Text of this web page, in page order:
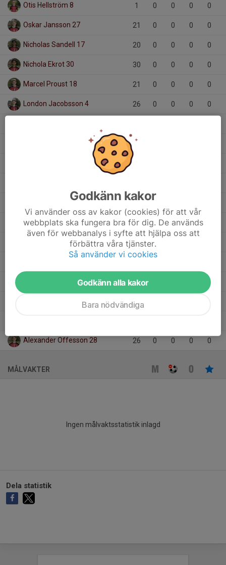
Otis Hellström 8 1 0 0 0 0
Oskar Jansson 27 21 0 0 0 0
Nicholas Sandell 17 20 0 0 0 0
Nichola Ekrot 30 30 0 0 0 0
Marcel Proust 18 21 0 0 0 0
London Jacobsson 4 26 0 0 0 0
32
Gustav Swahn 28 1 0
Gustav Larsson 9 26 0 0 0
1 0
19 0
Axel Cedergårdh 15 18
Alexander Offesson 28 26 0 0 0 0
MÅLVAKTER
Ingen målvaktsstatistik inlagd
Dela statistik
Godkänn kakor
Vi använder oss av kakor (cookies) för att vår
webbplats ska fungera bra för dig. De används
även för webbanalys i syfte att hjälpa oss att
förbättra våra tjänster.
Så använder vi cookies
Godkänn alla kakor
Bara nödvändiga